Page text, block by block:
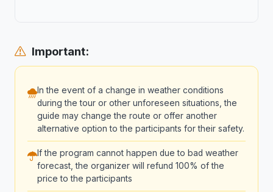
Important:
In the event of a change in weather conditions
during the tour or other unforeseen situations, the
guide may change the route or offer another
alternative option to the participants for their safety.
If the program cannot happen due to bad weather
forecast, the organizer will refund 100% of the
price to the participants